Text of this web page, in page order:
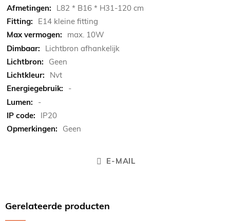
L82 * B16 * H31-120 cm
E14 kleine fitting
max. 10W
Lichtbron afhankelijk
Geen
Nvt
-
-
IP20
Geen
E-MAIL
Gerelateerde producten